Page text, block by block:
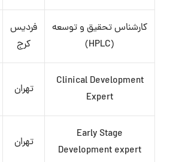
کارشناس تحقیق و توسعه
(HPLC)
فردیس
کرج
Clinical Development
Expert
تهران
Early Stage
Development expert
تهران